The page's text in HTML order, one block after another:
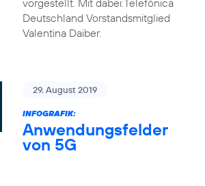
vorgestellt. Mit dabei:Telefónica
Deutschland Vorstandsmitglied
Valentina Daiber.
29. August 2019
INFOGRAFIK:
Anwendungsfelder
von 5G